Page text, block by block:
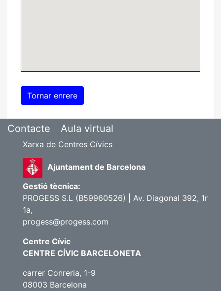
Contacte Aula virtual
Xarxa de Centres Cívics
Ajuntament de Barcelona
Gestió tècnica:
PROGESS S.L (B59960526) | Av. Diagonal 392, 1r
1a,
progess@progess.com
Centre Cívic
CENTRE CÍVIC BARCELONETA
carrer Conreria, 1-9
08003 Barcelona